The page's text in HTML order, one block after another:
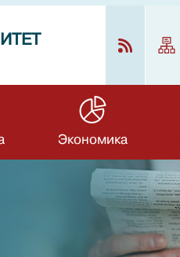
Экономика